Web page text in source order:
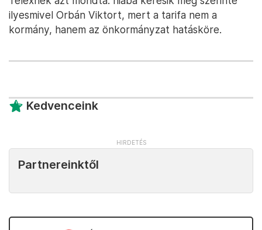
ilyesmivel Orbán Viktort, mert a tarifa nem a
kormány, hanem az önkormányzat hatásköre.
Kedvenceink
Partnereinktől